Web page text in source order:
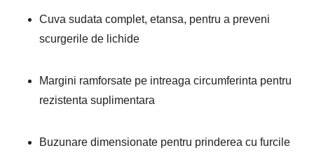
Cuva sudata complet, etansa, pentru a preveni
scurgerile de lichide
Margini ramforsate pe intreaga circumferinta pentru
rezistenta suplimentara
Buzunare dimensionate pentru prinderea cu furcile